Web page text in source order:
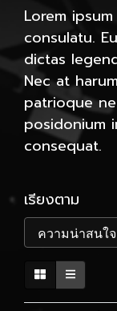
Lorem
consulatu.
dictas
Nec at
patrioque
posidonium
consequat.
เรียงตาม